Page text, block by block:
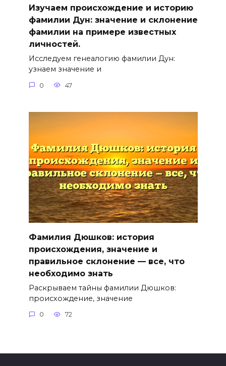
Изучаем происхождение и историю
фамилии Дун: значение и склонение
фамилии на примере известных
личностей.
Исследуем генеалогию фамилии Дун:
узнаем значение и
0 47
Фамилия Дюшков: история
происхождения, значение и
правильное склонение — все, что
необходимо знать
Раскрываем тайны фамилии Дюшков:
происхождение, значение
0 72